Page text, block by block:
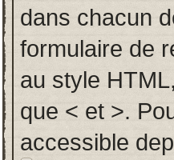
dans chacun
formulaire de
au style
que < et >.
accessible